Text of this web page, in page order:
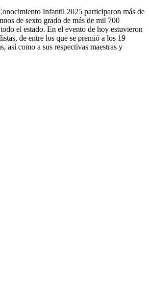
Infantil 2025 participaron más de
de sexto grado de más de mil 700
el estado. En el evento de hoy estuvieron
de entre los que se premió a los 19
así como a sus respectivas maestras y